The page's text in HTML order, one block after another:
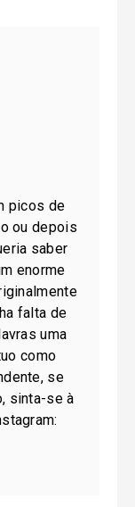
picos de
ou depois
saber
enorme
falta de
uma
como
se
sinta-se à